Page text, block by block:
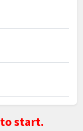
start.